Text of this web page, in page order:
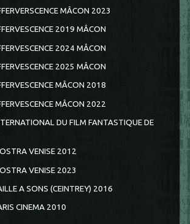
MÂCON 2023
2019 MÂCON
2024 MÂCON
2025 MÂCON
MÂCON 2018
MÂCON 2022
DU FILM FANTASTIQUE DE
VENISE 2012
VENISE 2023
A SONS (CEINTREY) 2016
CINEMA 2010